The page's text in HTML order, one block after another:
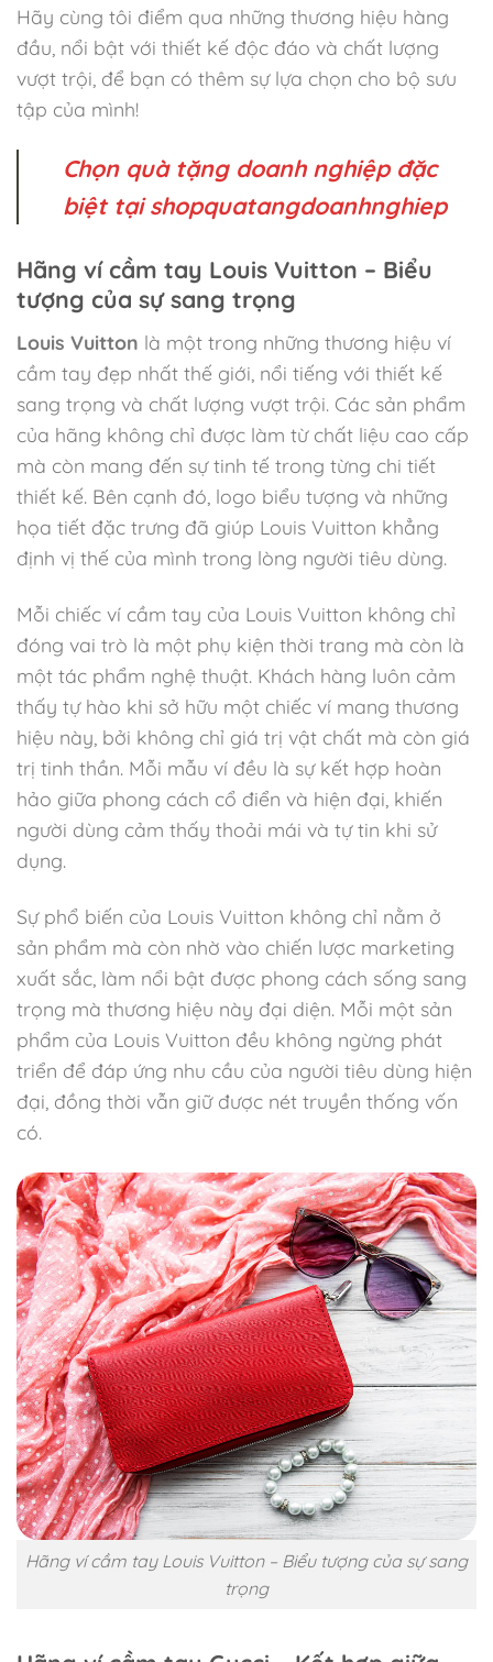
Hãy cùng tôi điểm qua những thương hiệu hàng
đầu, nổi bật với thiết kế độc đáo và chất lượng
vượt trội, để bạn có thêm sự lựa chọn cho bộ sưu
tập của mình!
Chọn quà tặng doanh nghiệp đặc
biệt tại shopquatangdoanhnghiep
Hãng ví cầm tay Louis Vuitton – Biểu
tượng của sự sang trọng
Louis Vuitton là một trong những thương hiệu ví
cầm tay đẹp nhất thế giới, nổi tiếng với thiết kế
sang trọng và chất lượng vượt trội. Các sản phẩm
của hãng không chỉ được làm từ chất liệu cao cấp
mà còn mang đến sự tinh tế trong từng chi tiết
thiết kế. Bên cạnh đó, logo biểu tượng và những
họa tiết đặc trưng đã giúp Louis Vuitton khẳng
định vị thế của mình trong lòng người tiêu dùng.
Mỗi chiếc ví cầm tay của Louis Vuitton không chỉ
đóng vai trò là một phụ kiện thời trang mà còn là
một tác phẩm nghệ thuật. Khách hàng luôn cảm
thấy tự hào khi sở hữu một chiếc ví mang thương
hiệu này, bởi không chỉ giá trị vật chất mà còn giá
trị tinh thần. Mỗi mẫu ví đều là sự kết hợp hoàn
hảo giữa phong cách cổ điển và hiện đại, khiến
người dùng cảm thấy thoải mái và tự tin khi sử
dụng.
Sự phổ biến của Louis Vuitton không chỉ nằm ở
sản phẩm mà còn nhờ vào chiến lược marketing
xuất sắc, làm nổi bật được phong cách sống sang
trọng mà thương hiệu này đại diện. Mỗi một sản
phẩm của Louis Vuitton đều không ngừng phát
triển để đáp ứng nhu cầu của người tiêu dùng hiện
đại, đồng thời vẫn giữ được nét truyền thống vốn
có.
Hãng ví cầm tay Louis Vuitton – Biểu tượng của sự sang
trọng